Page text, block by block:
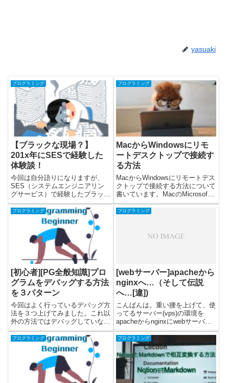
yasuaki
プログラミング
【ブラックな現場？】
201x年にSESで経験した
体験談！
今回は自分語りになりますが、
SES（システムエンジニアリン
グサービス）で経験したブラック
な現場について書きたいと思いま
す。ブラック現場が気になる人や
ITエンジニア派遣やフリーランス
などで、SESで働く予定の方は
確認してみてください。※SES...
プログラミング
MacからWindowsにリモ
ートデスクトップで接続す
る方法
MacからWindowsにリモートデス
クトップで接続する方法について
書いています。MacのMicrosoft
Remote Desktopを使って、
Windowsに接続して実際にリモー
プログラミング
[初心者][PG全般知識]プロ
グラムをデバッグする方法
を３パターン
今回はよく行っているデバッグ方
法を３つ上げてみました。これ以
外の方法ではデバッグしていない
と思います。いろんな言語や環境
で行っている共通のやり方です。
1文字間違うだけでも、バグが出
てよく考えると結構大変な作業で
すよね😅対象はバグを初めて直
プログラミング
[webサーバー]apacheから
nginxへ…（そして伝説
へ…[違])
こんばんは。重い腰を上げて、使
ってるサーバー(vps)の環境を
apacheからnginxにwebサーバー
を変更しました😎最近ではnginx
が主流なようなので、新しくweb
を始める人はこっちだけ使ってい
く流れなんですかね。業務で使う
vagra...
プログラミング プログラミング